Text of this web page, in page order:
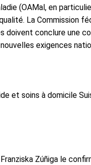
(OAMal, en
La Commission
doivent conclure une
exigences
et soins à domicile
Zúñiga le